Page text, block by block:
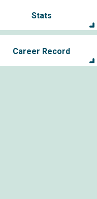
Stats
Career Record